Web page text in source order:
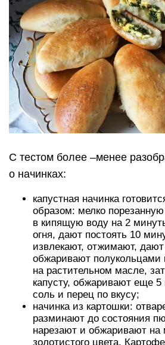
С тестом более –менее
о начинках:
капустная начинка
образом: мелко
в кипящую воду на 2
огня, дают постоять 10
извлекают, отжимают,
обжаривают полукольцами
на растительном масле,
капусту, обжаривают еще
соль и перец по вкусу;
начинка из картошки:
разминают до состояния
нарезают и обжаривают на
золотистого цвета.